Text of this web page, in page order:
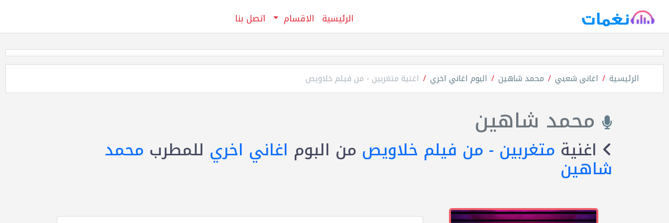
الرئيسية الاقسام اتصل بنا
الرئيسية اغانى شعبي محمد شاهين البوم اغاني اخري اغنية متغربين - من فيلم خلاويص
محمد شاهين
اغنية متغربين - من فيلم خلاويص من البوم اغاني اخري للمطرب محمد
شاهين